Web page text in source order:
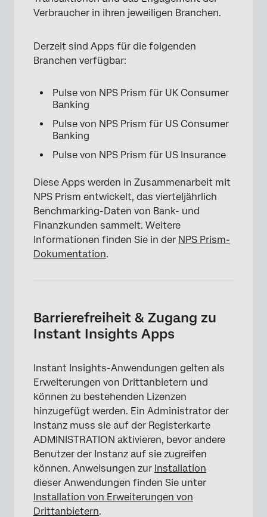
Verbraucher in ihren jeweiligen Branchen.
Derzeit sind Apps für die folgenden
Branchen verfügbar:
Pulse von NPS Prism für UK Consumer
Banking
Pulse von NPS Prism für US Consumer
Banking
Pulse von NPS Prism für US Insurance
Diese Apps werden in Zusammenarbeit mit
NPS Prism entwickelt, das vierteljährlich
Benchmarking-Daten von Bank- und
Finanzkunden sammelt. Weitere
Informationen finden Sie in der NPS Prism-
Dokumentation.
Barrierefreiheit & Zugang zu
Instant Insights Apps
Instant Insights-Anwendungen gelten als
Erweiterungen von Drittanbietern und
können zu bestehenden Lizenzen
hinzugefügt werden. Ein Administrator der
Instanz muss sie auf der Registerkarte
ADMINISTRATION aktivieren, bevor andere
Benutzer der Instanz auf sie zugreifen
können. Anweisungen zur Installation
dieser Anwendungen finden Sie unter
Installation von Erweiterungen von
Drittanbietern.